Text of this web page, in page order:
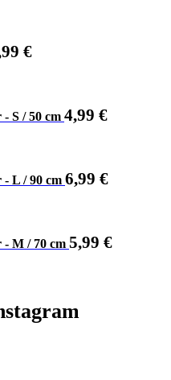
€
S / 50 cm 4,99 €
- L / 90 cm 6,99 €
- M / 70 cm 5,99 €